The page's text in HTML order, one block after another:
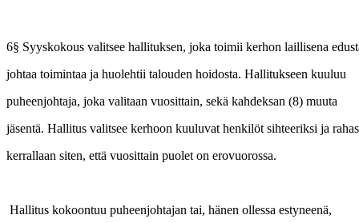
6§ Syyskokous valitsee hallituksen, joka toimii kerhon laillisena
johtaa toimintaa ja huolehtii talouden hoidosta. Hallitukseen kuuluu
puheenjohtaja, joka valitaan vuosittain, sekä kahdeksan (8) muuta
jäsentä. Hallitus valitsee kerhoon kuuluvat henkilöt sihteeriksi ja
kerrallaan siten, että vuosittain puolet on erovuorossa.
Hallitus kokoontuu puheenjohtajan tai, hänen ollessa estyneenä,